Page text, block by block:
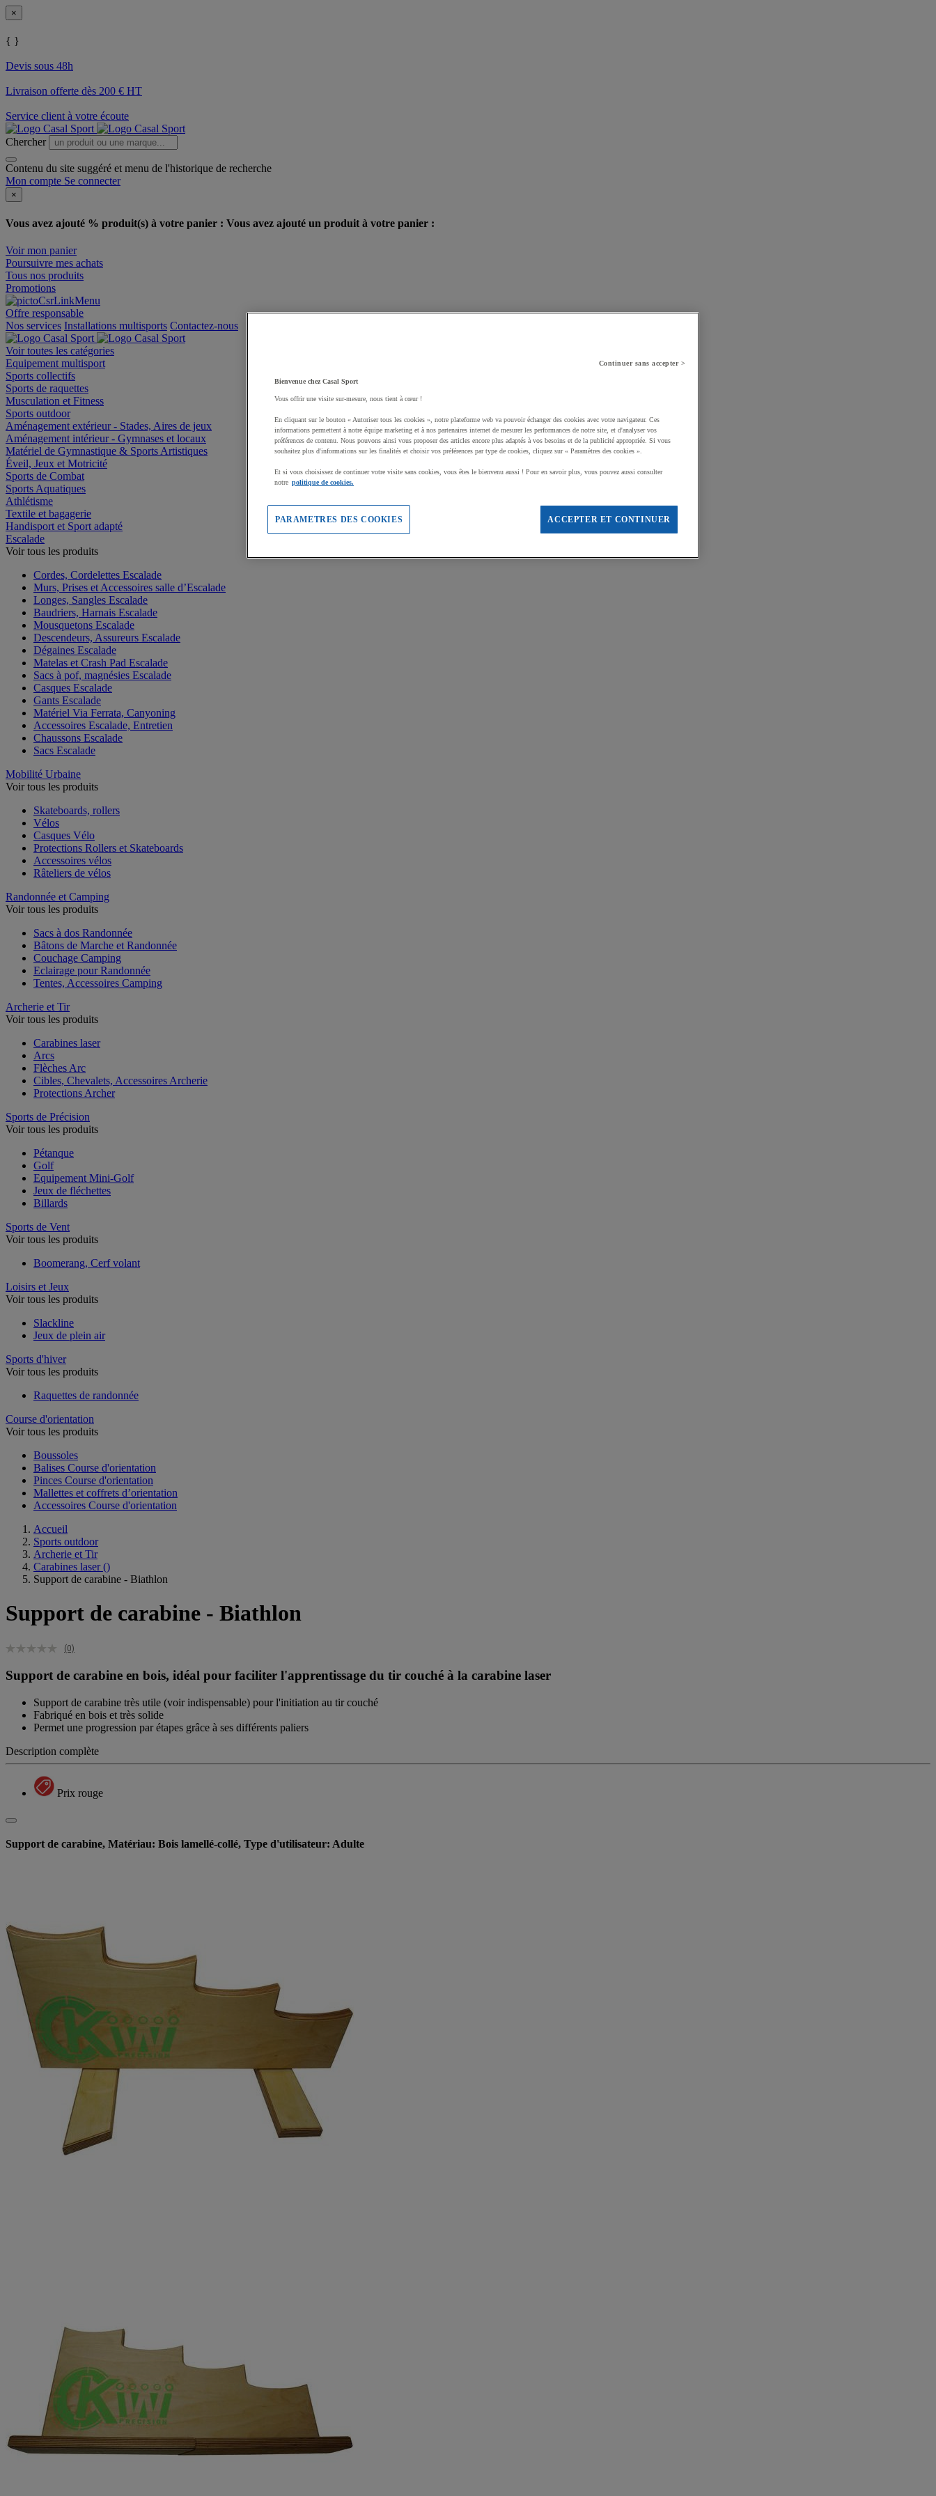
×
{ }
Devis sous 48h
Livraison offerte dès 200 € HT
Service client à votre écoute
Chercher
Contenu du site suggéré et menu de l'historique de recherche
Mon compte Se connecter
×
Vous avez ajouté % produit(s) à votre panier : Vous avez ajouté un produit à votre panier :
Voir mon panier
Poursuivre mes achats
Tous nos produits
Promotions
Offre responsable
Nos services Installations multisports Contactez-nous
Voir toutes les catégories
Equipement multisport
Sports collectifs
Sports de raquettes
Musculation et Fitness
Sports outdoor
Aménagement extérieur - Stades, Aires de jeux
Aménagement intérieur - Gymnases et locaux
Matériel de Gymnastique & Sports Artistiques
Éveil, Jeux et Motricité
Sports de Combat
Sports Aquatiques
Athlétisme
Textile et bagagerie
Handisport et Sport adapté
Escalade
Voir tous les produits
Cordes, Cordelettes Escalade
Murs, Prises et Accessoires salle d’Escalade
Longes, Sangles Escalade
Baudriers, Harnais Escalade
Mousquetons Escalade
Descendeurs, Assureurs Escalade
Dégaines Escalade
Matelas et Crash Pad Escalade
Sacs à pof, magnésies Escalade
Casques Escalade
Gants Escalade
Matériel Via Ferrata, Canyoning
Accessoires Escalade, Entretien
Chaussons Escalade
Sacs Escalade
Mobilité Urbaine
Voir tous les produits
Skateboards, rollers
Vélos
Casques Vélo
Protections Rollers et Skateboards
Accessoires vélos
Râteliers de vélos
Randonnée et Camping
Voir tous les produits
Sacs à dos Randonnée
Bâtons de Marche et Randonnée
Couchage Camping
Eclairage pour Randonnée
Tentes, Accessoires Camping
Archerie et Tir
Voir tous les produits
Carabines laser
Arcs
Flèches Arc
Cibles, Chevalets, Accessoires Archerie
Protections Archer
Sports de Précision
Voir tous les produits
Pétanque
Golf
Equipement Mini-Golf
Jeux de fléchettes
Billards
Sports de Vent
Voir tous les produits
Boomerang, Cerf volant
Loisirs et Jeux
Voir tous les produits
Slackline
Jeux de plein air
Sports d'hiver
Voir tous les produits
Raquettes de randonnée
Course d'orientation
Voir tous les produits
Boussoles
Balises Course d'orientation
Pinces Course d'orientation
Mallettes et coffrets d’orientation
Accessoires Course d'orientation
Accueil
Sports outdoor
Archerie et Tir
Carabines laser ()
Support de carabine - Biathlon
Support de carabine - Biathlon
(0)
Support de carabine en bois, idéal pour faciliter l'apprentissage du tir couché à la carabine laser
Support de carabine très utile (voir indispensable) pour l'initiation au tir couché
Fabriqué en bois et très solide
Permet une progression par étapes grâce à ses différents paliers
Description complète
Prix rouge
Support de carabine, Matériau: Bois lamellé-collé, Type d'utilisateur: Adulte
Continuer sans accepter >
Bienvenue chez Casal Sport
Vous offrir une visite sur-mesure, nous tient à cœur !
En cliquant sur le bouton « Autoriser tous les cookies », notre plateforme web va pouvoir échanger des cookies avec votre navigateur. Ces
informations permettent à notre équipe marketing et à nos partenaires internet de mesurer les performances de notre site, et d'analyser vos
préférences de contenu. Nous pouvons ainsi vous proposer des articles encore plus adaptés à vos besoins et de la publicité appropriée. Si vous
souhaitez plus d'informations sur les finalités et choisir vos préférences par type de cookies, cliquez sur « Paramètres des cookies ».
Et si vous choisissez de continuer votre visite sans cookies, vous êtes le bienvenu aussi ! Pour en savoir plus, vous pouvez aussi consulter
notre politique de cookies.
ACCEPTER ET CONTINUER
PARAMETRES DES COOKIES